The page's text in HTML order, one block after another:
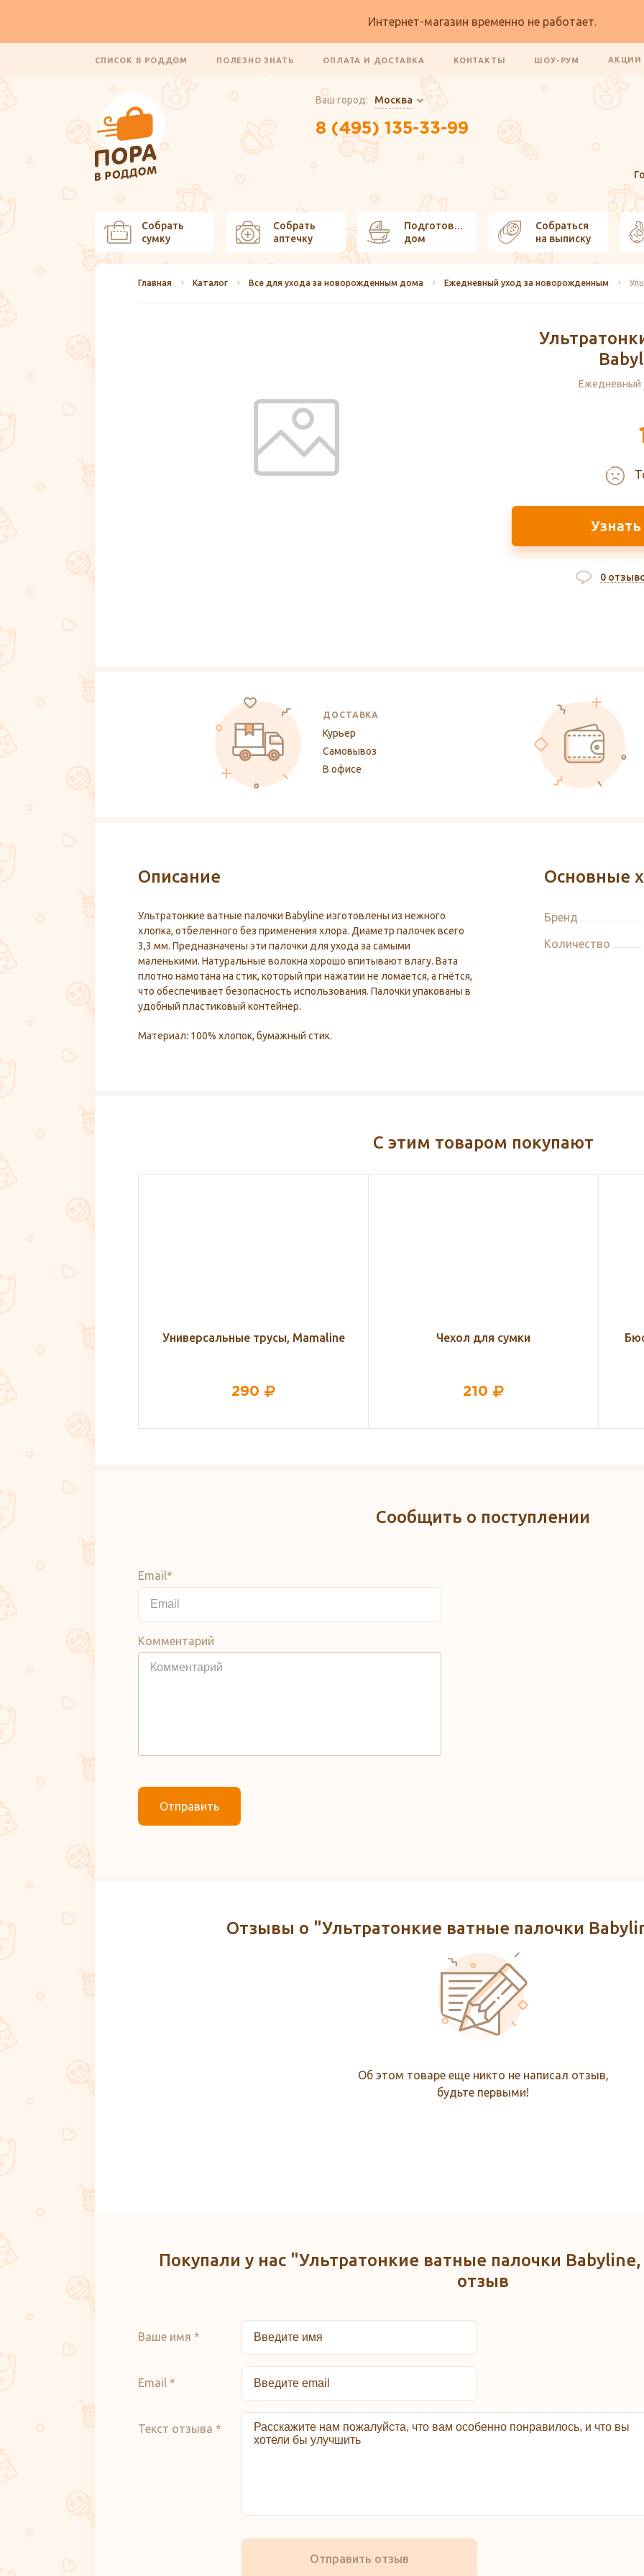
Интернет-магазин временно не работает.
СПИСОК В РОДДОМ ПОЛЕЗНО ЗНАТЬ ОПЛАТА И ДОСТАВКА КОНТАКТЫ ШОУ-РУМ АКЦИИ
Ваш город: Москва
8 (495) 135-33-99
Собрать
сумку
Собрать
аптечку
Подготовить
дом
Собраться
на выписку
Главная Каталог Все для ухода за новорожденным дома Ежедневный уход за новорожденным
Ежедневный
0
ДОСТАВКА
Курьер
Самовывоз
В офисе
Описание
Ультратонкие ватные палочки Babyline изготовлены из нежного
хлопка, отбеленного без применения хлора. Диаметр палочек всего
3,3 мм. Предназначены эти палочки для ухода за самыми
маленькими. Натуральные волокна хорошо впитывают влагу. Вата
плотно намотана на стик, который при нажатии не ломается, а гнётся,
что обеспечивает безопасность использования. Палочки упакованы в
удобный пластиковый контейнер.
Материал: 100% хлопок, бумажный стик.
Основные
Бренд
Количество
С этим товаром покупают
трусы, Mamaline
290
Чехол для сумки
210
Бюстгальтер Mamaline 307В-14,
720
Сообщить о поступлении
Email*
Комментарий
Отправить
Отзывы о "Ультратонкие ватные палочки
Об этом товаре еще никто не написал отзыв,
будьте первыми!
Покупали у нас "Ультратонкие ватные палочки
отзыв
Ваше имя *
Email *
Текст отзыва *
Отправить отзыв